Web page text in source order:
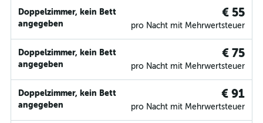
Doppelzimmer, kein Bett
angegeben
€ 55
pro Nacht mit Mehrwertsteuer
Doppelzimmer, kein Bett
angegeben
€ 75
pro Nacht mit Mehrwertsteuer
Doppelzimmer, kein Bett
angegeben
€ 91
pro Nacht mit Mehrwertsteuer